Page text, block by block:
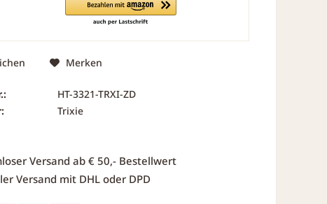
Merken
HT-3321-TRXI-ZD
Trixie
Versand ab € 50,- Bestellwert
Versand mit DHL oder DPD